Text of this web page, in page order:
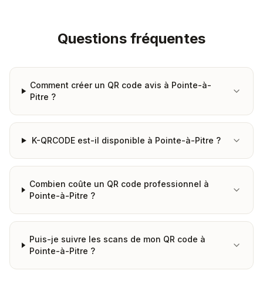
Questions fréquentes
Comment créer un QR code avis à Pointe-à-
Pitre ?
K-QRCODE est-il disponible à Pointe-à-Pitre ?
Combien coûte un QR code professionnel à
Pointe-à-Pitre ?
Puis-je suivre les scans de mon QR code à
Pointe-à-Pitre ?